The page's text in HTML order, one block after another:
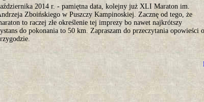
2014 r. - pamiętna data, kolejny już XLI Maraton im.
Zboińskiego w Puszczy Kampinoskiej. Zacznę od tego, że
to raczej złe określenie tej imprezy bo nawet najkrótszy
do pokonania to 50 km. Zapraszam do przeczytania opowieści